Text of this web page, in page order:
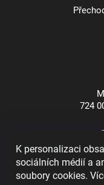
K personalizaci
sociálních médií a
soubory cookies.
724